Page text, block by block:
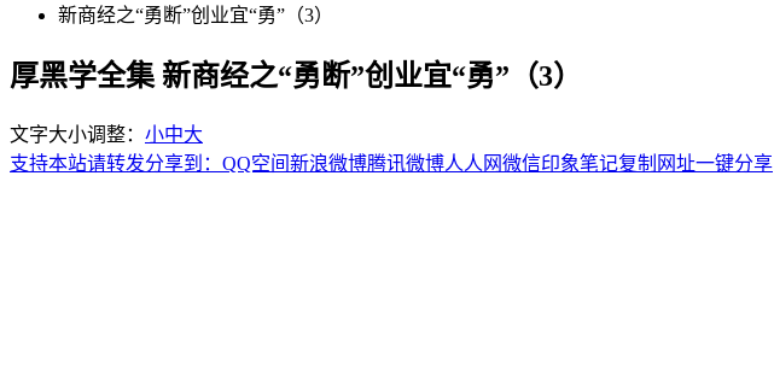
新商经之“勇断”创业宜“勇”（3）
厚黑学全集 新商经之“勇断”创业宜“勇”（3）
文字大小调整： 小中大
支持本站请转发分享到： QQ空间新浪微博腾讯微博人人网微信印象笔记复制网址一键分享